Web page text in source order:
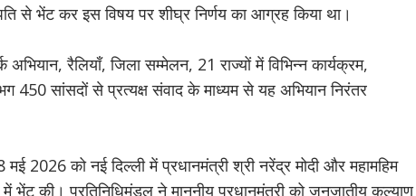
से भेंट कर इस विषय पर शीघ्र निर्णय का आग्रह किया था।
रैलियाँ, जिला सम्मेलन, 21 राज्यों में विभिन्न कार्यक्रम,
450 सांसदों से प्रत्यक्ष संवाद के माध्यम से यह अभियान निरंतर
2026 को नई दिल्ली में प्रधानमंत्री श्री नरेंद्र मोदी और महामहिम
में भेंट की। प्रतिनिधिमंडल ने माननीय प्रधानमंत्री को जनजातीय कल्याण